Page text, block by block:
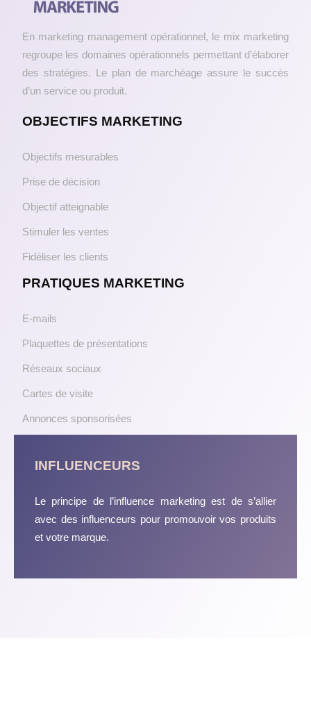
En marketing management opérationnel, le mix marketing
regroupe les domaines opérationnels permettant d’élaborer
des stratégies. Le plan de marchéage assure le succès
d’un service ou produit.
OBJECTIFS MARKETING
Objectifs mesurables
Prise de décision
Objectif atteignable
Stimuler les ventes
Fidéliser les clients
PRATIQUES MARKETING
E-mails
Plaquettes de présentations
Réseaux sociaux
Cartes de visite
Annonces sponsorisées
INFLUENCEURS
Le principe de l’influence marketing est de s’allier
avec des influenceurs pour promouvoir vos produits
et votre marque.